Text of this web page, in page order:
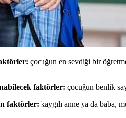
çocuğun en sevdiği bir
faktörler: çocuğun benlik
faktörler: kaygılı anne ya da baba,